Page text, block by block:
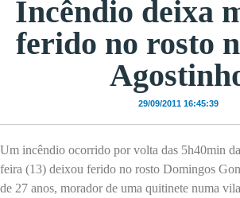
Incêndio deixa
ferido no rosto
29/09/2011 16:45:39
Um incêndio ocorrido por volta das 5h40min
feira (13) deixou ferido no rosto Domingos
de 27 anos, morador de uma quitinete numa